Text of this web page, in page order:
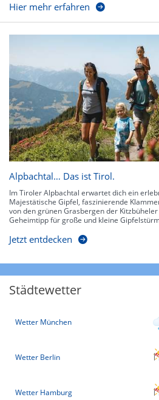
Hier mehr erfahren
Alpbachtal… Das ist Tirol.
Im Tiroler Alpbachtal erwartet dich ein
Majestätische Gipfel, faszinierende
von den grünen Grasbergen der
Geheimtipp für große und kleine
Jetzt entdecken
Städtewetter
Wetter München
Wetter Berlin
Wetter Hamburg